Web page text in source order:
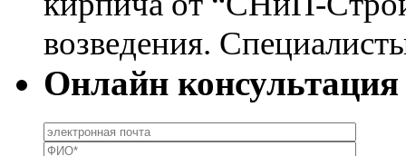
возведения.
Онлайн консультация